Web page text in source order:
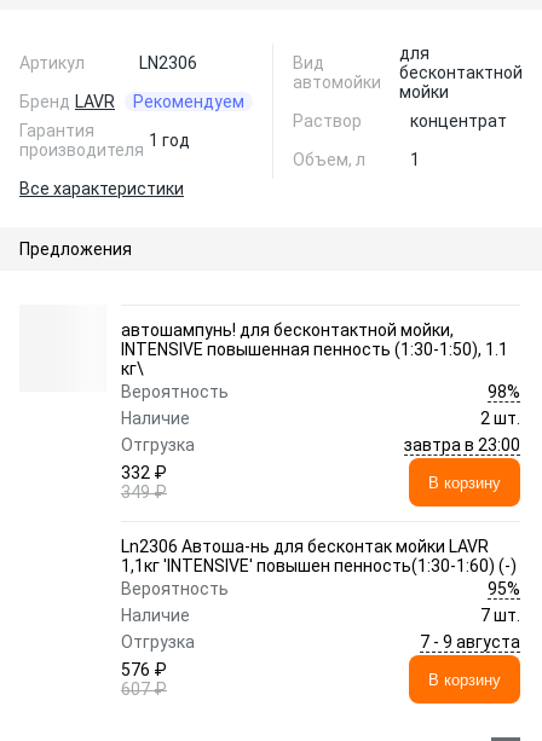
Артикул
LN2306
Бренд LAVR
Рекомендуем
Гарантия
производителя 1 год
Вид
автомойки
для
бесконтактной
мойки
Раствор
концентрат
Объем, л
1
Все характеристики
Предложения
автошампунь! для бесконтактной мойки,
INTENSIVE повышенная пенность (1:30-1:50), 1.1
кг\
Вероятность
98%
Наличие
2 шт.
Отгрузка
завтра в 23:00
332 ₽
349 ₽
В корзину
Ln2306 Автоша-нь для бесконтак мойки LAVR
1,1кг 'INTENSIVE' повышен пенность(1:30-1:60) (-)
Вероятность
95%
Наличие
7 шт.
Отгрузка
7 - 9 августа
576 ₽
607 ₽
В корзину